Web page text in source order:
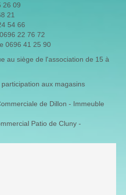
26 09
21
54 66
22 76 72
0696 41 25 90
au siège de l'association de 15 à
aux magasins
de Dillon - Immeuble
Patio de Cluny -